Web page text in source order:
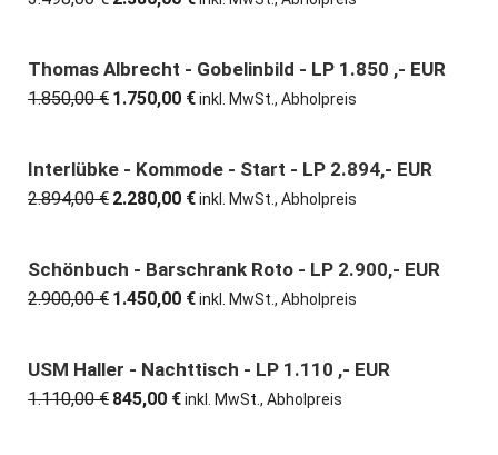
3.498,00 €
2.380,00 €.
5% günstiger
Thomas Albrecht - Gobelinbild - LP 1.850 ,- EUR
1.850,00€ Ursprünglicher
1.850,00 €
1.750,00 €Aktueller
1.750,00 €.
inkl. MwSt., Abholpreis
21% günstiger
Interlübke - Kommode - Start - LP 2.894,- EUR
2.894,00€ Ursprünglicher
2.894,00 €
2.280,00 €Aktueller
2.280,00 €.
inkl. MwSt., Abholpreis
50% günstiger
Schönbuch - Barschrank Roto - LP 2.900,- EUR
2.900,00€ Ursprünglicher
2.900,00 €
1.450,00 €Aktueller
1.450,00 €.
inkl. MwSt., Abholpreis
24% günstiger
USM Haller - Nachttisch - LP 1.110 ,- EUR
1.110,00€ Ursprünglicher
845,00 €Aktueller
inkl. MwSt., Abholpreis